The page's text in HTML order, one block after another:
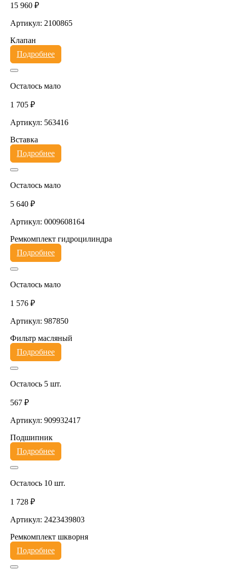
15 960 ₽
Артикул: 2100865
Клапан
Подробнее
Осталось мало
1 705 ₽
Артикул: 563416
Вставка
Подробнее
Осталось мало
5 640 ₽
Артикул: 0009608164
Ремкомплект гидроцилиндра
Подробнее
Осталось мало
1 576 ₽
Артикул: 987850
Фильтр масляный
Подробнее
Осталось 5 шт.
567 ₽
Артикул: 909932417
Подшипник
Подробнее
Осталось 10 шт.
1 728 ₽
Артикул: 2423439803
Ремкомплект шкворня
Подробнее